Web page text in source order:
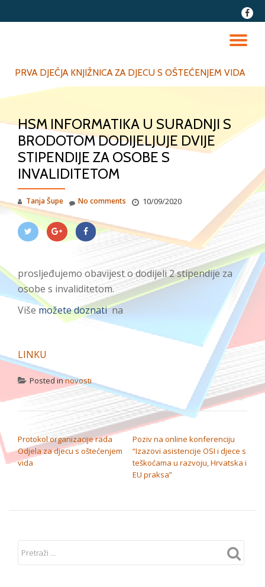
fa-
PRVA DJEČJA KNJIŽNICA ZA DJECU S OŠTEĆENJEM VIDA
HSM INFORMATIKA U SURADNJI S
BRODOTOM DODIJELJUJE DVIJE
STIPENDIJE ZA OSOBE S
INVALIDITETOM
Tanja Šupe 10/09/2020
No comments
prosljeđujemo obavijest o dodijeli 2 stipendije za
osobe s invaliditetom.
Više možete doznatina
LINKU
Posted innovosti
NAVIGACIJA OBJAVA
Protokol organizacije rada
Odjela za djecu s oštećenjem
vida
Poziv na online konferenciju
“Izazovi asistencije OSI i djece s
teškoćama u razvoju, Hrvatska i
EU praksa”